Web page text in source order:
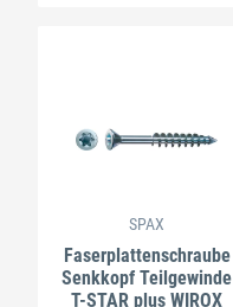
SPAX
Faserplattenschraube
Senkkopf Teilgewinde
T-STAR plus WIROX